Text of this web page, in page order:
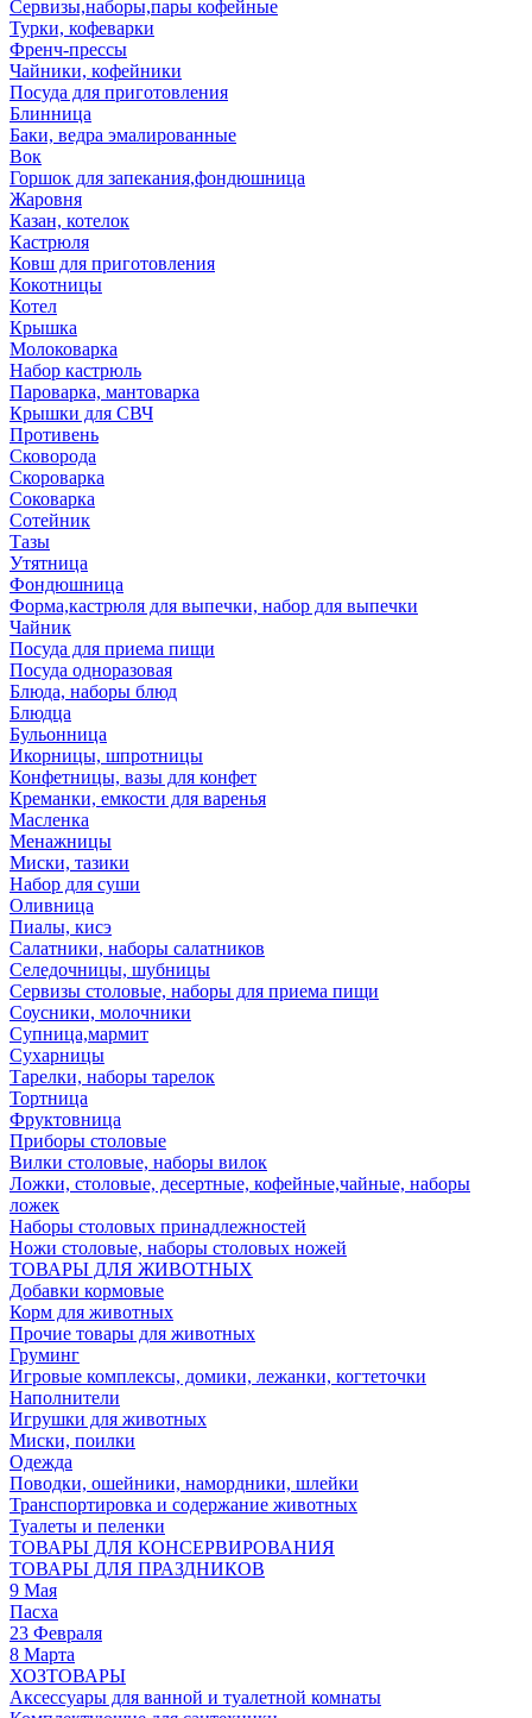
Сервизы,наборы,пары кофейные
Турки, кофеварки
Френч-прессы
Чайники, кофейники
Посуда для приготовления
Блинница
Баки, ведра эмалированные
Вок
Горшок для запекания,фондюшница
Жаровня
Казан, котелок
Кастрюля
Ковш для приготовления
Кокотницы
Котел
Крышка
Молоковарка
Набор кастрюль
Пароварка, мантоварка
Крышки для СВЧ
Противень
Сковорода
Скороварка
Соковарка
Сотейник
Тазы
Утятница
Фондюшница
Форма,кастрюля для выпечки, набор для выпечки
Чайник
Посуда для приема пищи
Посуда одноразовая
Блюда, наборы блюд
Блюдца
Бульонница
Икорницы, шпротницы
Конфетницы, вазы для конфет
Креманки, емкости для варенья
Масленка
Менажницы
Миски, тазики
Набор для суши
Оливница
Пиалы, кисэ
Салатники, наборы салатников
Селедочницы, шубницы
Сервизы столовые, наборы для приема пищи
Соусники, молочники
Супница,мармит
Сухарницы
Тарелки, наборы тарелок
Тортница
Фруктовница
Приборы столовые
Вилки столовые, наборы вилок
Ложки, столовые, десертные, кофейные,чайные, наборы
ложек
Наборы столовых принадлежностей
Ножи столовые, наборы столовых ножей
ТОВАРЫ ДЛЯ ЖИВОТНЫХ
Добавки кормовые
Корм для животных
Прочие товары для животных
Груминг
Игровые комплексы, домики, лежанки, когтеточки
Наполнители
Игрушки для животных
Миски, поилки
Одежда
Поводки, ошейники, намордники, шлейки
Транспортировка и содержание животных
Туалеты и пеленки
ТОВАРЫ ДЛЯ КОНСЕРВИРОВАНИЯ
ТОВАРЫ ДЛЯ ПРАЗДНИКОВ
9 Мая
Пасха
23 Февраля
8 Марта
ХОЗТОВАРЫ
Аксессуары для ванной и туалетной комнаты